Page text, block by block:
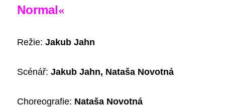
Normal«
Režie:Jakub Jahn
Scénář:Jakub Jahn, Nataša Novotná
Choreografie: Nataša Novotná